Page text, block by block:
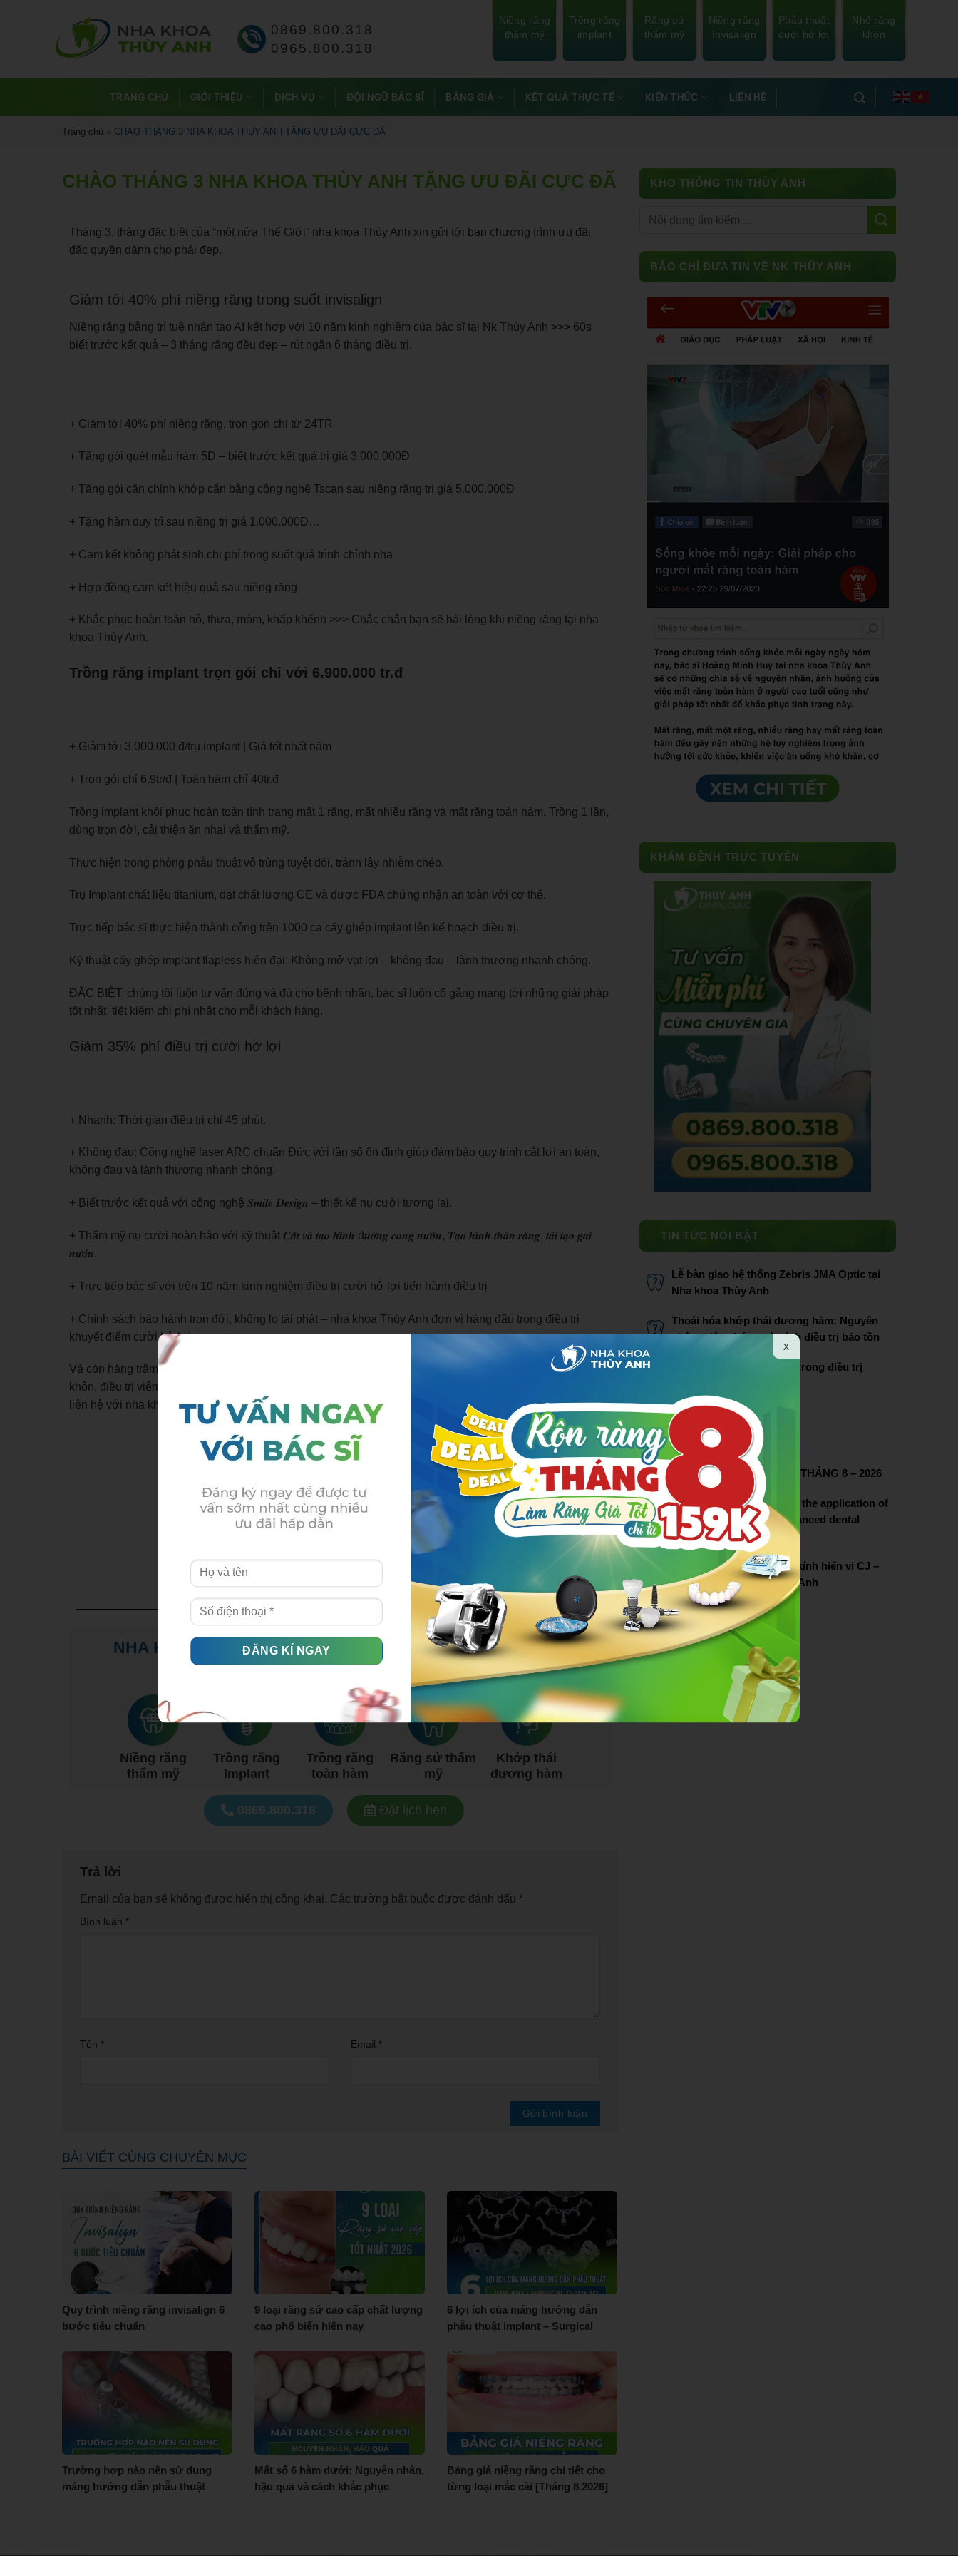
0869.800.318
0965.800.318
Niềng răng
thẩm mỹ
Trồng răng
implant
Răng sứ
thẩm mỹ
Niềng răng
Invisalign
Phẫu thuật
cười hở lợi
Nhổ răng
khôn
TRANG CHỦ GIỚI THIỆU DỊCH VỤ ĐỘI NGŨ BÁC SĨ BẢNG GIÁ KẾT QUẢ THỰC TẾ KIẾN THỨC LIÊN HỆ
Trang chủ » CHÀO THÁNG 3 NHA KHOA THÙY ANH TẶNG ƯU ĐÃI CỰC ĐÃ
CHÀO THÁNG 3 NHA KHOA THÙY ANH TẶNG ƯU ĐÃI CỰC ĐÃ
Tháng 3, tháng đặc biệt của “một nửa Thế Giới” nha khoa Thùy Anh xin gửi tới bạn chương trình ưu đãi
đặc quyền dành cho phái đẹp.
Giảm tới 40% phí niềng răng trong suốt invisalign
Niềng răng bằng trí tuệ nhân tạo AI kết hợp với 10 năm kinh nghiệm của bác sĩ tại Nk Thùy Anh >>> 60s
biết trước kết quả – 3 tháng răng đều đẹp – rút ngắn 6 tháng điều trị.
+ Giảm tới 40% phí niềng răng, trọn gọn chỉ từ 24TR
+ Tặng gói quét mẫu hàm 5D – biết trước kết quả trị giá 3.000.000Đ
+ Tặng gói căn chỉnh khớp cắn bằng công nghệ Tscan sau niềng răng trị giá 5.000.000Đ
+ Tặng hàm duy trì sau niềng trị giá 1.000.000Đ…
+ Cam kết không phát sinh chi phí trong suốt quá trình chỉnh nha
+ Hợp đồng cam kết hiệu quả sau niềng răng
+ Khắc phục hoàn toàn hô, thưa, móm, khấp khểnh >>> Chắc chắn bạn sẽ hài lòng khi niềng răng tại nha
khoa Thùy Anh.
Trồng răng implant trọn gói chỉ với 6.900.000 tr.đ
+ Giảm tới 3.000.000 đ/trụ implant | Giá tốt nhất năm
+ Trọn gói chỉ 6.9tr/đ | Toàn hàm chỉ 40tr.đ
Trồng implant khôi phục hoàn toàn tình trạng mất 1 răng, mất nhiều răng và mất răng toàn hàm. Trồng 1 lần,
dùng trọn đời, cải thiện ăn nhai và thẩm mỹ.
Thực hiện trong phòng phẫu thuật vô trùng tuyệt đối, tránh lây nhiễm chéo.
Trụ Implant chất liệu titanium, đạt chất lượng CE và được FDA chứng nhận an toàn với cơ thể.
Trực tiếp bác sĩ thực hiện thành công trên 1000 ca cấy ghép implant lên kế hoạch điều trị.
Kỹ thuật cấy ghép implant flapless hiện đại: Không mở vạt lợi – không đau – lành thương nhanh chóng.
ĐẶC BIỆT, chúng tôi luôn tư vấn đúng và đủ cho bệnh nhân, bác sĩ luôn cố gắng mang tới những giải pháp
tốt nhất, tiết kiệm chi phí nhất cho mỗi khách hàng.
Giảm 35% phí điều trị cười hở lợi
+ Nhanh: Thời gian điều trị chỉ 45 phút.
+ Không đau: Công nghệ laser ARC chuẩn Đức với tần số ổn định giúp đảm bảo quy trình cắt lợi an toàn,
không đau và lành thương nhanh chóng.
+ Biết trước kết quả với công nghệ 𝑺𝒎𝒊𝒍𝒆 𝑫𝒆𝒔𝒊𝒈𝒏 – thiết kế nụ cười tương lai.
+ Thẩm mỹ nụ cười hoàn hảo với kỹ thuật 𝑪𝒂̆́𝒕 𝒗𝒂̀ 𝒕𝒂̣𝒐 𝒉𝒊̀𝒏𝒉 đ𝒖̛𝒐̛̀𝒏𝒈 𝒄𝒐𝒏𝒈 𝒏𝒖̛𝒐̛́𝒖, 𝑻𝒂̣𝒐 𝒉𝒊̀𝒏𝒉 𝒕𝒉𝒂̂𝒏 𝒓𝒂̆𝒏𝒈, 𝒕𝒂́𝒊 𝒕𝒂̣𝒐 𝒈𝒂𝒊
𝒏𝒖̛𝒐̛́𝒖.
+ Trực tiếp bác sĩ với trên 10 năm kinh nghiệm điều trị cười hở lợi tiến hành điều trị
+ Chính sách bảo hành trọn đời, không lo tái phát – nha khoa Thùy Anh đơn vị hàng đầu trong điều trị
khuyết điểm cười hở lợi.
Và còn hàng trăm khuyến mãi hấp dẫn khác lên đến 50% dành cho các dịch vụ răng sứ thẩm mỹ, nhổ răng
khôn, điều trị viêm khớp thái dương hàm, tẩy trắng răng… Nhanh tay để lại thông tin để giữ ưu đãi hoặc
liên hệ với nha khoa Thùy Anh theo địa chỉ dưới đây.
NHA KHOA THÙY ANH – NHA KHOA UY TÍN TẠI VIỆT NAM
Niềng răng
thẩm mỹ
Trồng răng
Implant
Trồng răng
toàn hàm
Răng sứ thẩm
mỹ
Khớp thái
dương hàm
0869.800.318 Đặt lịch hẹn
Trả lời
Email của bạn sẽ không được hiển thị công khai. Các trường bắt buộc được đánh dấu *
Bình luận *
Tên * Email *
BÀI VIẾT CÙNG CHUYÊN MỤC
Quy trình niềng răng invisalign 6
bước tiêu chuẩn
9 loại răng sứ cao cấp chất lượng
cao phổ biến hiện nay
6 lợi ích của máng hướng dẫn
phẫu thuật implant – Surgical
Trường hợp nào nên sử dụng
máng hướng dẫn phẫu thuật
Mất số 6 hàm dưới: Nguyên nhân,
hậu quả và cách khắc phục
Bảng giá niềng răng chi tiết cho
từng loại mắc cài [Tháng 8.2026]
KHO THÔNG TIN THÙY ANH
BÁO CHÍ ĐƯA TIN VỀ NK THÙY ANH
KHÁM BỆNH TRỰC TUYẾN
TIN TỨC NỔI BẬT
Lễ bàn giao hệ thống Zebris JMA Optic tại
Nha khoa Thùy Anh
Thoái hóa khớp thái dương hàm: Nguyên
nhân, triệu chứng và cách điều trị bảo tồn
Thông tin về máng mago trong điều trị
Bác sĩ Phạm Thị Lâm
THÔNG TIN LIÊN HỆ
CHƯƠNG TRÌNH ƯU ĐÃI THÁNG 8 – 2026
Thuy Anh dental pioneers the application of
dental microscopy in advanced dental
treatment
Lễ chuyển giao hệ thống kính hiển vi CJ –
OPTIK tại nha khoa Thùy Anh
x